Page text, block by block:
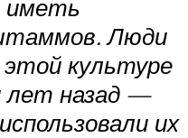
иметь
Люди
культуре
лет назад —
их